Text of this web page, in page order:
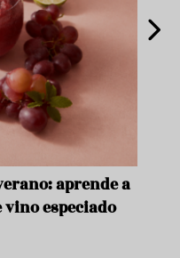
aprende a
especiado